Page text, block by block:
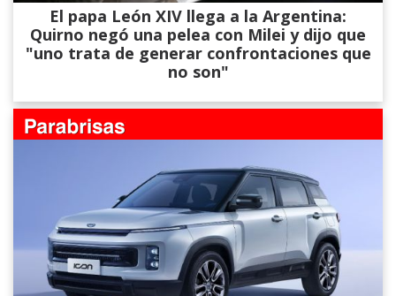
El papa León XIV llega a la Argentina:
Quirno negó una pelea con Milei y dijo que
"uno trata de generar confrontaciones que
no son"